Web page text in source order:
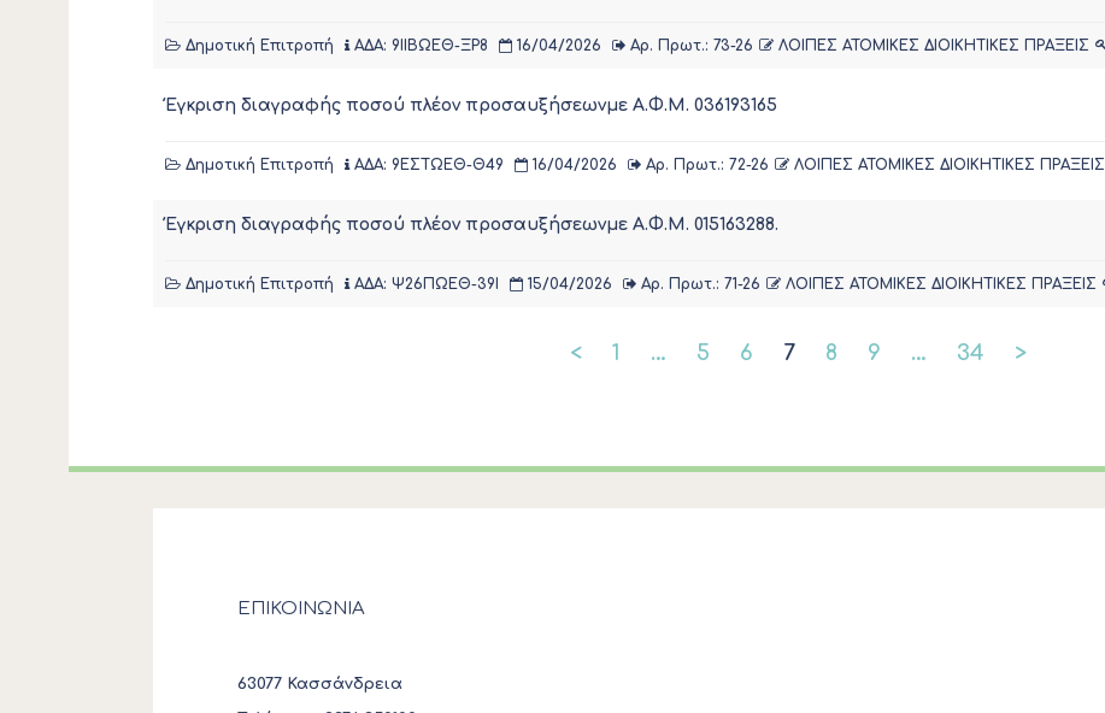
Δημοτική Επιτροπή ΑΔΑ: 9ΙΙΒΩΕΘ-ΞΡ8 16/04/2026 Αρ. Πρωτ.: 73-26 ΛΟΙΠΕΣ ΑΤΟΜΙΚΕΣ ΔΙΟΙΚΗΤΙΚΕΣ ΠΡΑΞΕΙΣ
Έγκριση διαγραφής ποσού πλέον προσαυξήσεωνμε Α.Φ.Μ. 036193165
Δημοτική Επιτροπή ΑΔΑ: 9ΕΣΤΩΕΘ-Θ49 16/04/2026 Αρ. Πρωτ.: 72-26 ΛΟΙΠΕΣ ΑΤΟΜΙΚΕΣ ΔΙΟΙΚΗΤΙΚΕΣ ΠΡΑΞΕΙΣ
Έγκριση διαγραφής ποσού πλέον προσαυξήσεωνμε Α.Φ.Μ. 015163288.
Δημοτική Επιτροπή ΑΔΑ: Ψ26ΠΩΕΘ-39Ι 15/04/2026 Αρ. Πρωτ.: 71-26 ΛΟΙΠΕΣ ΑΤΟΜΙΚΕΣ ΔΙΟΙΚΗΤΙΚΕΣ ΠΡΑΞΕΙΣ
< 1 … 5 6 7 8 9 … 34 >
ΕΠΙΚΟΙΝΩΝΙΑ
63077 Κασσάνδρεια